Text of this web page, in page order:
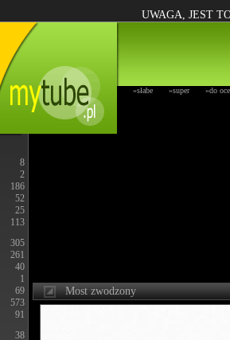
UWAGA, JEST
»słabe »super »do
8
2
186
52
25
113
305
261
40
1
69
573
91
38
Most zwodzony